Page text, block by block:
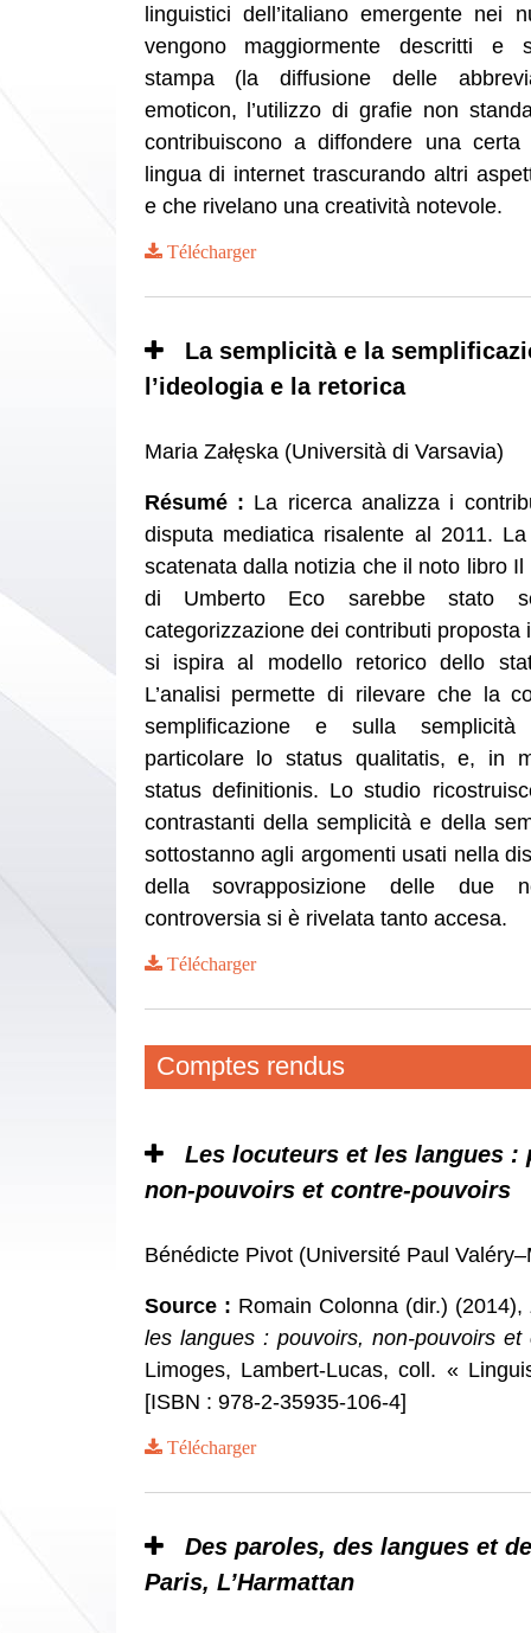
linguistici dell’italiano emergente nei
vengono maggiormente descritti e
stampa (la diffusione delle
emoticon, l’utilizzo di grafie non
contribuiscono a diffondere una certa
lingua di internet trascurando altri
e che rivelano una creatività notevole.
Télécharger
La semplicità e la
l’ideologia e la retorica
Maria Załęska (Università di Varsavia)
Résumé : La ricerca analizza i
disputa mediatica risalente al 2011.
scatenata dalla notizia che il noto libro
di Umberto Eco sarebbe stato
categorizzazione dei contributi proposta
si ispira al modello retorico dello
L’analisi permette di rilevare che la
semplificazione e sulla
particolare lo status qualitatis, e, in
status definitionis. Lo studio
contrastanti della semplicità e della
sottostanno agli argomenti usati nella
della sovrapposizione delle due
controversia si è rivelata tanto accesa.
Télécharger
Comptes rendus
Les locuteurs et les langues :
non-pouvoirs et contre-pouvoirs
Bénédicte Pivot (Université Paul
Source : Romain Colonna (dir.) (2014),
les langues : pouvoirs, non-pouvoirs et
Limoges, Lambert-Lucas, coll. «
[ISBN : 978-2-35935-106-4]
Télécharger
Des paroles, des langues et
Paris, L’Harmattan